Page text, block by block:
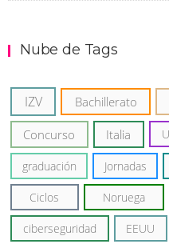
Nube de Tags
IZV Bachillerato
Concurso Italia
graduación Jornadas
Ciclos Noruega
ciberseguridad EEUU